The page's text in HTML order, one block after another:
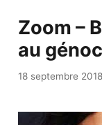
Zoom –
au
18 septembre 2018